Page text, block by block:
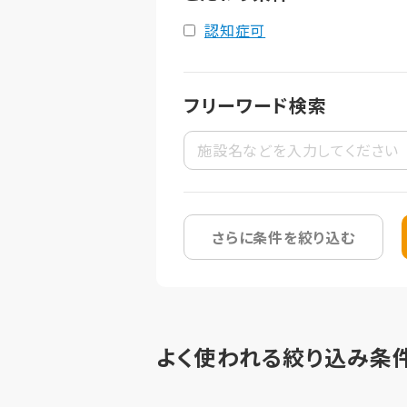
認知症可
フリーワード検索
さらに条件を絞り込む
よく使われる絞り込み条